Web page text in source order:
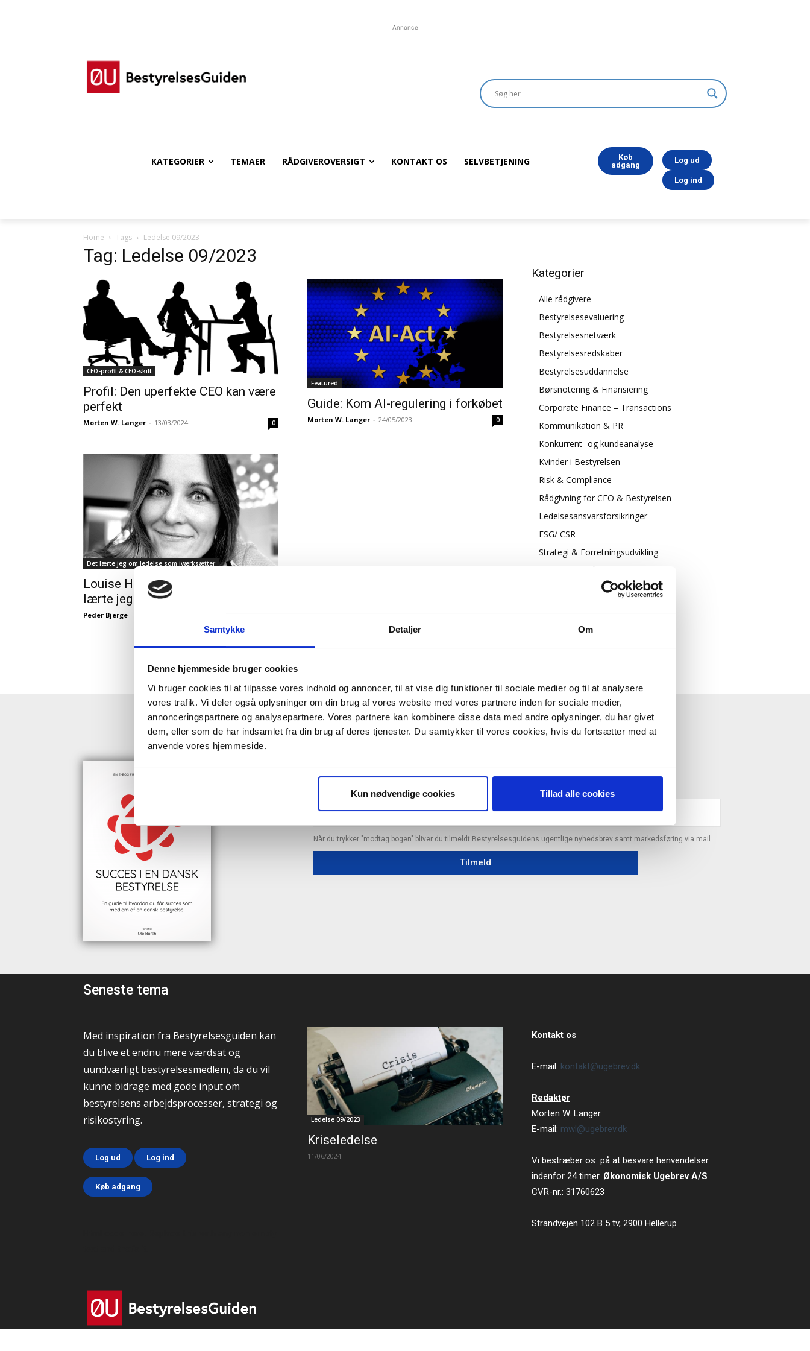
Samtykke Detaljer Om
Denne hjemmeside bruger cookies
Vi bruger cookies til at tilpasse vores indhold og annoncer, til at vise dig funktioner til sociale medier og til at analysere
vores trafik. Vi deler også oplysninger om din brug af vores website med vores partnere inden for sociale medier,
annonceringspartnere og analysepartnere. Vores partnere kan kombinere disse data med andre oplysninger, du har givet
dem, eller som de har indsamlet fra din brug af deres tjenester. Du samtykker til vores cookies, hvis du fortsætter med at
anvende vores hjemmeside.
Kun nødvendige cookies Tillad alle cookies
Annonce
KATEGORIER TEMAER RÅDGIVEROVERSIGT KONTAKT OS SELVBETJENING
Køb
adgang
Log ud
Log ind
Home Tags Ledelse 09/2023
Tag: Ledelse 09/2023
CEO-profil & CEO-skift
Profil: Den uperfekte CEO kan være
perfekt
Morten W. Langer - 13/03/2024 0
Featured
Guide: Kom AI-regulering i forkøbet
Morten W. Langer - 24/05/2023 0
Det lærte jeg om ledelse som iværksætter
Louise Herping Ellegaard: Det
lærte jeg som iværksætter
Peder Bjerge - 17/05/2023 0
Kategorier
Alle rådgivere
Bestyrelsesevaluering
Bestyrelsesnetværk
Bestyrelsesredskaber
Bestyrelsesuddannelse
Børsnotering & Finansiering
Corporate Finance – Transactions
Kommunikation & PR
Konkurrent- og kundeanalyse
Kvinder i Bestyrelsen
Risk & Compliance
Rådgivning for CEO & Bestyrelsen
Ledelsesansvarsforsikringer
ESG/ CSR
Strategi & Forretningsudvikling
HENT GRATIS E-BOG "SUCCES I EN DANSK BESTYRELSE"
Når du trykker "modtag bogen" bliver du tilmeldt Bestyrelsesguidens ugentlige nyhedsbrev samt markedsføring via mail.
Tilmeld
Seneste tema
Med inspiration fra Bestyrelsesguiden kan
du blive et endnu mere værdsat og
uundværligt bestyrelsesmedlem, da du vil
kunne bidrage med gode input om
bestyrelsens arbejdsprocesser, strategi og
risikostyring.
Log ud Log ind
Køb adgang
Ledelse 09/2023
Kriseledelse
11/06/2024
Kontakt os
E-mail: kontakt@ugebrev.dk
Redaktør
Morten W. Langer
E-mail: mwl@ugebrev.dk
Vi bestræber os på at besvare henvendelser
indenfor 24 timer. Økonomisk Ugebrev A/S
CVR-nr.: 31760623
Strandvejen 102 B 5 tv, 2900 Hellerup